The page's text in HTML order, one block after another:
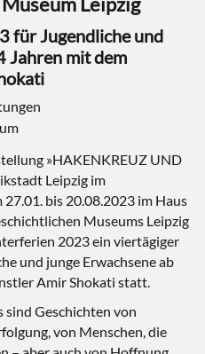
für Jugendliche und
Jahren mit dem
»HAKENKREUZ UND
Leipzig im
bis 20.08.2023 im Haus
Museums Leipzig
2023 ein viertägiger
und junge Erwachsene ab
Amir Shokati statt.
sind Geschichten von
von Menschen, die